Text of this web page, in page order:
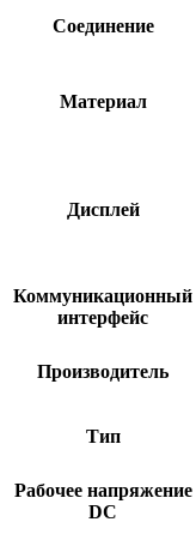
Соединение
Материал
Дисплей
Коммуникационный
интерфейс
Производитель
Тип
Рабочее напряжение
DC